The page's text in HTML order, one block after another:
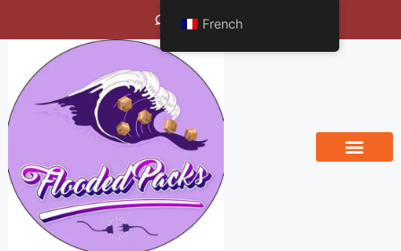
Bengals Vineyard
French